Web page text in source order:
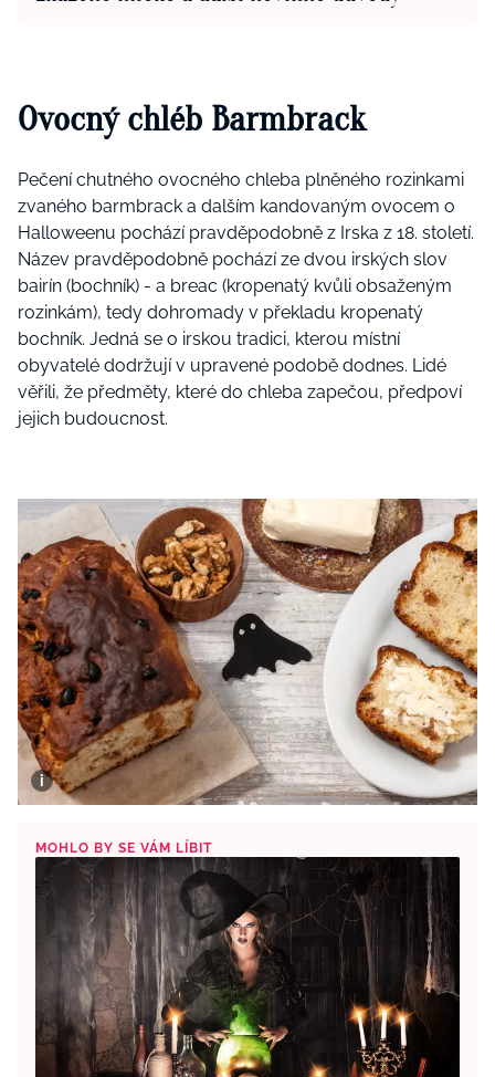
Ovocný chléb Barmbrack
Pečení chutného ovocného chleba plněného rozinkami
zvaného barmbrack a dalším kandovaným ovocem o
Halloweenu pochází pravděpodobně z Irska z 18. století.
Název pravděpodobně pochází ze dvou irských slov
bairín (bochník) - a breac (kropenatý kvůli obsaženým
rozinkám), tedy dohromady v překladu kropenatý
bochník. Jedná se o irskou tradici, kterou místní
obyvatelé dodržují v upravené podobě dodnes. Lidé
věřili, že předměty, které do chleba zapečou, předpoví
jejich budoucnost.
MOHLO BY SE VÁM LÍBIT